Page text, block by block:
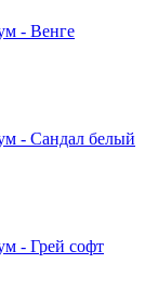
- Венге
- Сандал белый
- Грей софт